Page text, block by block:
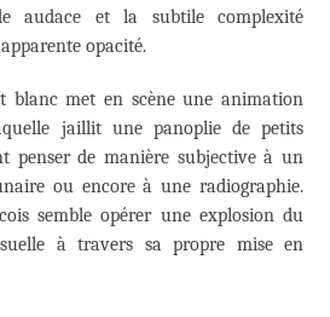
audace et la subtile complexité
opacité.
blanc met en scène une animation
jaillit une panoplie de petits
penser de manière subjective à un
ou encore à une radiographie.
semble opérer une explosion du
à travers sa propre mise en